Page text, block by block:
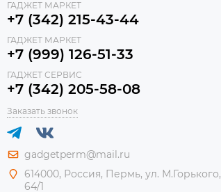
ГАДЖЕТ МАРКЕТ
+7 (342) 215-43-44
ГАДЖЕТ МАРКЕТ
+7 (999) 126-51-33
ГАДЖЕТ СЕРВИС
+7 (342) 205-58-08
Заказать звонок
gadgetperm@mail.ru
614000, Россия, Пермь, ул. М.Горького,
64/1